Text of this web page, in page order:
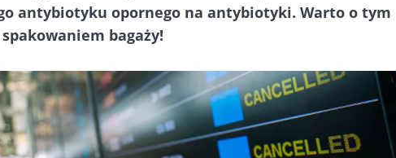
antybiotyku opornego na antybiotyki. Warto o tym
bagaży!